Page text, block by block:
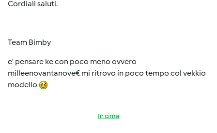
Cordiali saluti.
Team Bimby
e' pensare ke con poco meno ovvero
milleenovantanove€ mi ritrovo in poco tempo col vekkio
modello
In cima